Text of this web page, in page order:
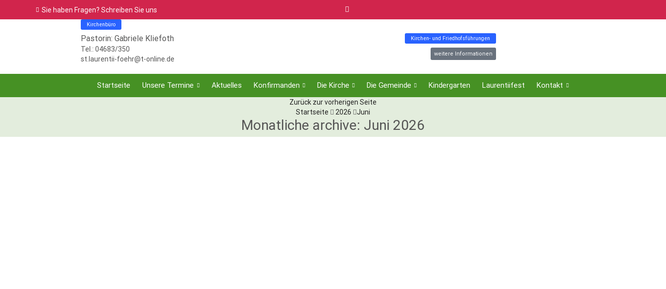
Sie haben Fragen? Schreiben Sie uns
Kirchenbüro
Pastorin: Gabriele Kliefoth
Tel.: 04683/350
st.laurentii-foehr@t-online.de
Kirchen- und Friedhofsführungen
weitere Informationen
Startseite Unsere Termine Aktuelles Konfirmanden Die Kirche Die Gemeinde Kindergarten Laurentiifest Kontakt
Zurück zur vorherigen Seite
Startseite
2026 Juni
Monatliche archive: Juni 2026